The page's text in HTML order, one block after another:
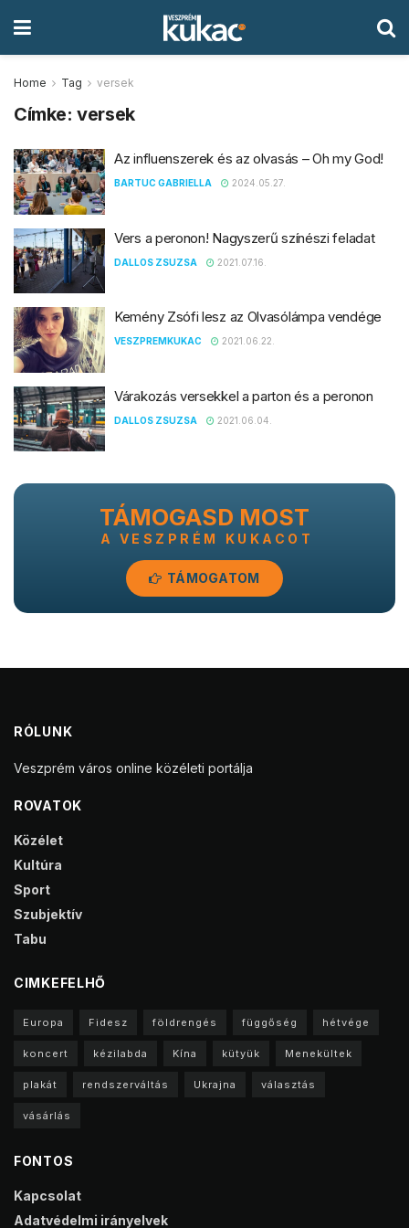
Home Tag versek
Címke:versek
Az influenszerek és az olvasás – Oh my God!
BARTUC GABRIELLA 2024.05.27.
Vers a peronon! Nagyszerű színészi feladat
DALLOS ZSUZSA 2021.07.16.
Kemény Zsófi lesz az Olvasólámpa vendége
VESZPREMKUKAC 2021.06.22.
Várakozás versekkel a parton és a peronon
DALLOS ZSUZSA 2021.06.04.
TÁMOGASD MOST
A VESZPRÉM KUKACOT
TÁMOGATOM
RÓLUNK
Veszprém város online közéleti portálja
ROVATOK
Közélet
Kultúra
Sport
Szubjektív
Tabu
CIMKEFELHŐ
Europa Fidesz földrengés függőség hétvége
koncert kézilabda Kína kütyük Menekültek
plakát rendszerváltás Ukrajna választás
vásárlás
FONTOS
Kapcsolat
Adatvédelmi irányelvek